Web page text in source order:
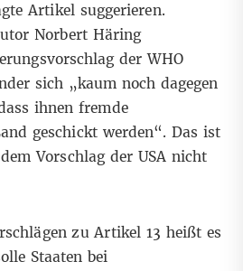
Artikel suggerieren.
Norbert Häring
der WHO
sich „kaum noch dagegen
ihnen fremde
geschickt werden“. Das ist
Vorschlag der USA nicht
zu Artikel 13 heißt es
Staaten bei